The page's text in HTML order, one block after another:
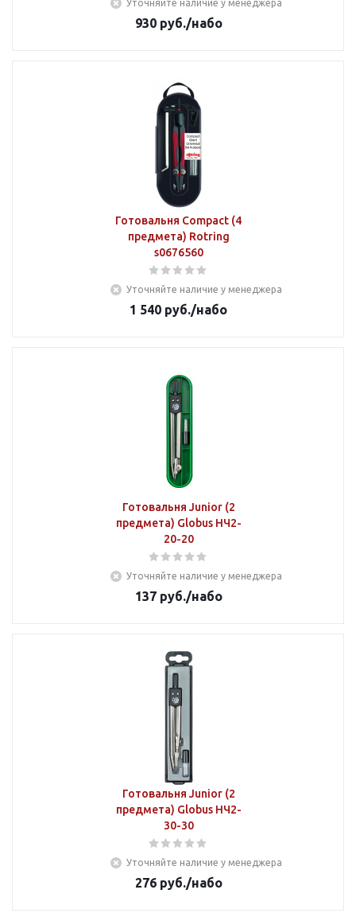
Уточняйте наличие у менеджера
930руб./набо
Готовальня Compact (4
предмета) Rotring
s0676560
Уточняйте наличие у менеджера
1 540 руб./набо
Готовальня Junior (2
предмета) Globus НЧ2-
20-20
Уточняйте наличие у менеджера
137руб./набо
Готовальня Junior (2
предмета) Globus НЧ2-
30-30
Уточняйте наличие у менеджера
276руб./набо